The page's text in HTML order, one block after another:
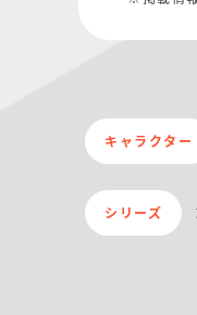
キャラクター
シリーズ